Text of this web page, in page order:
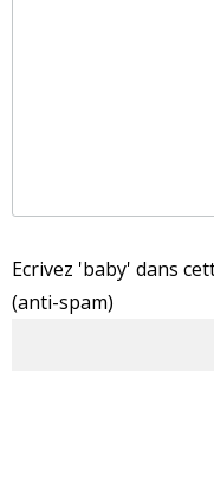
Ecrivez 'baby' dans
(anti-spam)